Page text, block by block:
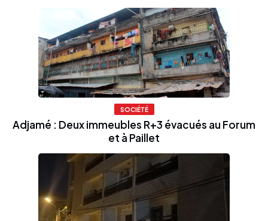
SOCIÉTÉ
Adjamé : Deux immeubles R+3 évacués au Forum
et à Paillet